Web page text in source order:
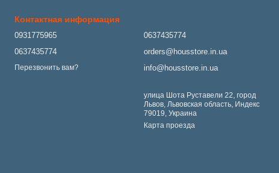
Контактная информация
0931775965
0637435774
Перезвонить вам?
0637435774
orders@housstore.in.ua
info@housstore.in.ua
улица Шота Руставели 22, город
Львов, Львовская область, Индекс
79019, Украина
Карта проезда